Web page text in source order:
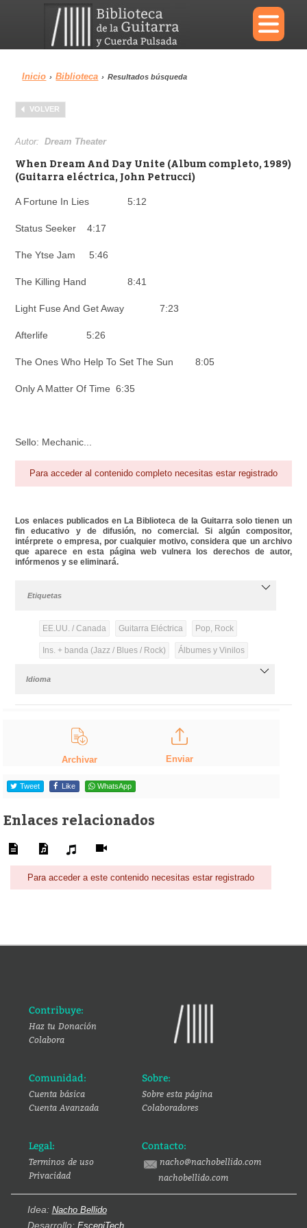
×
Menu
Biblioteca
Inicio › Biblioteca › Resultados búsqueda
VOLVER
Autor:Dream Theater
When Dream And Day Unite (Album completo, 1989)
(Guitarra eléctrica, John Petrucci)
A Fortune In Lies 5:12
Status Seeker 4:17
The Ytse Jam 5:46
The Killing Hand 8:41
Light Fuse And Get Away 7:23
Afterlife 5:26
The Ones Who Help To Set The Sun 8:05
Only A Matter Of Time 6:35
Sello: Mechanic...
Para acceder al contenido completo necesitas estar registrado
Los enlaces publicados en La Biblioteca de la Guitarra solo tienen un
fin educativo y de difusión, no comercial. Si algún compositor,
intérprete o empresa, por cualquier motivo, considera que un archivo
que aparece en esta página web vulnera los derechos de autor,
infórmenos y se eliminará.
Etiquetas
EE.UU. / Canada Guitarra Eléctrica Pop, Rock
Ins. + banda (Jazz / Blues / Rock) Álbumes y Vinilos
Idioma
Archivar Enviar
Tweet Like WhatsApp
Enlaces relacionados
Para acceder a este contenido necesitas estar registrado
Contribuye:
Haz tu Donación
Colabora
Comunidad:
Cuenta básica
Cuenta Avanzada
Sobre:
Sobre esta página
Colaboradores
Legal:
Terminos de uso
Privacidad
Contacto:
nacho@nachobellido.com
nachobellido.com
Idea: Nacho Bellido
Desarrollo: EsceniTech